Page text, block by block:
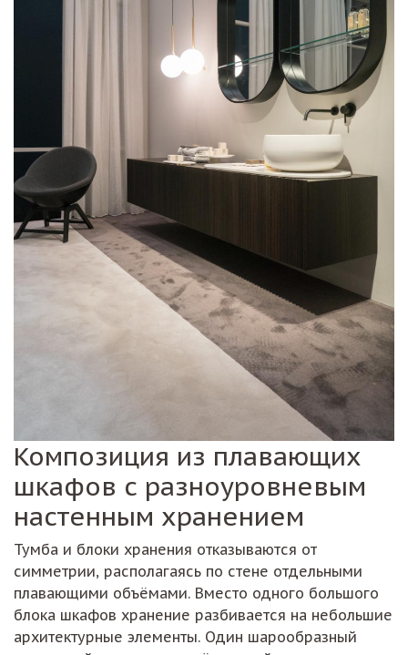
Композиция из плавающих
шкафов с разноуровневым
настенным хранением
Тумба и блоки хранения отказываются от
симметрии, располагаясь по стене отдельными
плавающими объёмами. Вместо одного большого
блока шкафов хранение разбивается на небольшие
архитектурные элементы. Один шарообразный